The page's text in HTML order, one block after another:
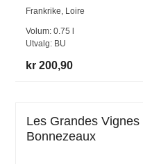
Frankrike, Loire
Volum:0.75
Utvalg: BU
kr 200,90
Les Grandes
Bonnezeaux